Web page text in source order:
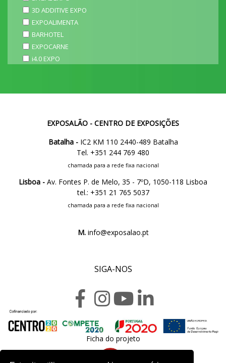
3D ADDITIVE EXPO
EXPOALIMENTA
BARHOTEL
EXPOCARNE
i4.0 EXPO
EXPOSALÃO - CENTRO DE EXPOSIÇÕES
Batalha -IC2 KM 110 2440-489 Batalha
Tel. +351 244 769 480
chamada para a rede fixa nacional
Lisboa - Av. Fontes P. de Melo, 35 - 7ºD, 1050-118 Lisboa
tel.: +351 21 765 5037
chamada para a rede fixa nacional
M.info@exposalao.pt
SIGA-NOS
Ficha do projeto